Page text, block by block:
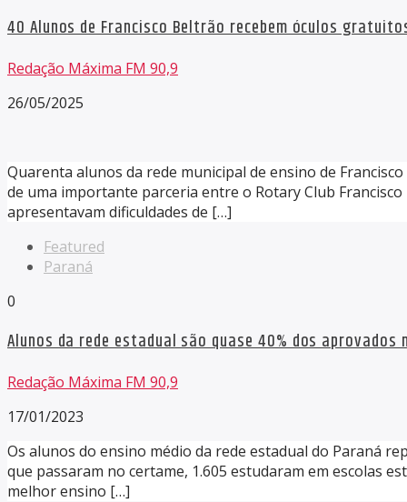
40 Alunos de Francisco Beltrão recebem óculos
Redação Máxima FM 90,9
26/05/2025
Quarenta alunos da rede municipal de ensino de
de uma importante parceria entre o Rotary Club
apresentavam dificuldades de […]
Featured
Paraná
0
Alunos da rede estadual são quase 40% dos aprovados
Redação Máxima FM 90,9
17/01/2023
Os alunos do ensino médio da rede estadual do Paraná
que passaram no certame, 1.605 estudaram em escolas
melhor ensino […]